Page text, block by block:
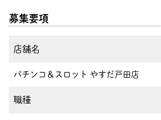
募集要項
店舗名
パチンコ＆スロット やすだ戸田店
職種